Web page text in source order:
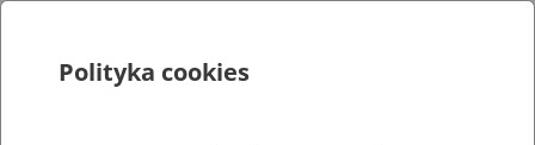
Polityka cookies